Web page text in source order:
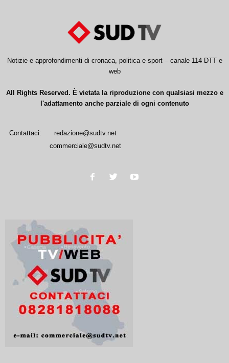
Notizie e approfondimenti di cronaca, politica e sport – canale 114 DTT e
web
All Rights Reserved. È vietata la riproduzione con qualsiasi mezzo e
l'adattamento anche parziale di ogni contenuto
Contattaci:
redazione@sudtv.net
commerciale@sudtv.net